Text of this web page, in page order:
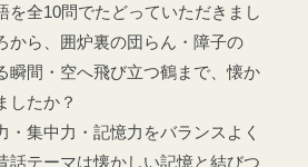
を全10問でたどっていただきまし
から、囲炉裏の団らん・障子の
瞬間・空へ飛び立つ鶴まで、懐か
したか？
・集中力・記憶力をバランスよく
話テーマは懐かしい記憶と結びつ